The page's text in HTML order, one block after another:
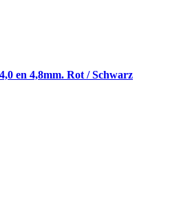
en 4,8mm. Rot / Schwarz